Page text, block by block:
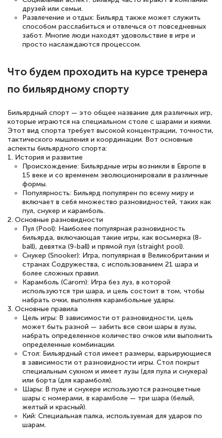
друзей или семьи.
Развлечение и отдых: Бильярд также может служить
способом расслабиться и отвлечься от повседневных
забот. Многие люди находят удовольствие в игре и
просто наслаждаются процессом.
Что будем проходить на курсе тренера
по бильярдному спорту
Бильярдный спорт — это общее название для различных игр,
которые играются на специальном столе с шарами и киями.
Этот вид спорта требует высокой концентрации, точности,
тактического мышления и координации. Вот основные
аспекты бильярдного спорта:
1. История и развитие
Происхождение: Бильярдные игры возникли в Европе в
15 веке и со временем эволюционировали в различные
формы.
Популярность: Бильярд популярен по всему миру и
включает в себя множество разновидностей, таких как
пул, снукер и карамболь.
2. Основные разновидности
Пул (Pool): Наиболее популярная разновидность
бильярда, включающая такие игры, как восьмерка (8-
ball), девятка (9-ball) и прямой пул (straight pool).
Снукер (Snooker): Игра, популярная в Великобритании и
странах Содружества, с использованием 21 шара и
более сложных правил.
Карамболь (Carom): Игра без луз, в которой
используются три шара, и цель состоит в том, чтобы
набрать очки, выполняя карамбольные удары.
3. Основные правила
Цель игры: В зависимости от разновидности, цель
может быть разной — забить все свои шары в лузы,
набрать определенное количество очков или выполнить
определенные комбинации.
Стол: Бильярдный стол имеет размеры, варьирующиеся
в зависимости от разновидности игры. Стол покрыт
специальным сукном и имеет лузы (для пула и снукера)
или борта (для карамболя).
Шары: В пуле и снукере используются разноцветные
шары с номерами, в карамболе — три шара (белый,
желтый и красный).
Кий: Специальная палка, используемая для ударов по
шарам.